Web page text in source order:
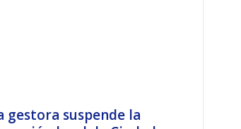
gestora suspende la